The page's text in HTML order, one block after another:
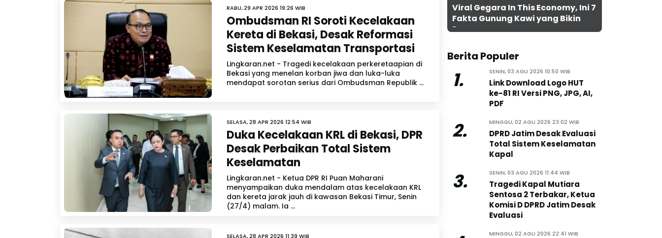
RABU, 29 APR 2026 19:26 WIB
Ombudsman RI Soroti Kecelakaan
Kereta di Bekasi, Desak Reformasi
Sistem Keselamatan Transportasi
Lingkaran.net - Tragedi kecelakaan perkeretaapian di
Bekasi yang menelan korban jiwa dan luka-luka
mendapat sorotan serius dari Ombudsman Republik ...
SELASA, 28 APR 2026 12:54 WIB
Duka Kecelakaan KRL di Bekasi, DPR
Desak Perbaikan Total Sistem
Keselamatan
Lingkaran.net - Ketua DPR RI Puan Maharani
menyampaikan duka mendalam atas kecelakaan KRL
dan kereta jarak jauh di kawasan Bekasi Timur, Senin
(27/4) malam. Ia ...
SELASA, 28 APR 2026 11:39 WIB
Viral Gegara In This Economy, Ini 7
Fakta Gunung Kawi yang Bikin
Penasaran
Berita Populer
1. SENIN, 03 AGU 2026 10:50 WIB
Link Download Logo HUT
ke-81 RI Versi PNG, JPG, AI,
PDF
2. MINGGU, 02 AGU 2026 23:02 WIB
DPRD Jatim Desak Evaluasi
Total Sistem Keselamatan
Kapal
3. SENIN, 03 AGU 2026 11:44 WIB
Tragedi Kapal Mutiara
Sentosa 2 Terbakar, Ketua
Komisi D DPRD Jatim Desak
Evaluasi
MINGGU, 02 AGU 2026 22:41 WIB